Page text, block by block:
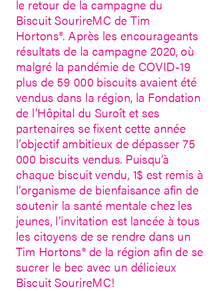
le retour de la campagne du
Biscuit SourireMC de Tim
Hortons®. Après les encourageants
résultats de la campagne 2020, où
malgré la pandémie de COVID-19
plus de 59 000 biscuits avaient été
vendus dans la région, la Fondation
de l’Hôpital du Suroît et ses
partenaires se fixent cette année
l’objectif ambitieux de dépasser 75
000 biscuits vendus. Puisqu’à
chaque biscuit vendu, 1$ est remis à
l’organisme de bienfaisance afin de
soutenir la santé mentale chez les
jeunes, l’invitation est lancée à tous
les citoyens de se rendre dans un
Tim Hortons® de la région afin de se
sucrer le bec avec un délicieux
Biscuit SourireMC!